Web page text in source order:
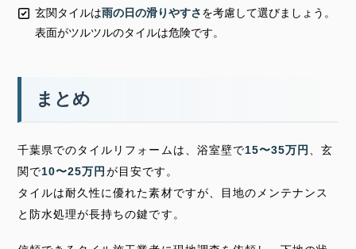
玄関タイルは雨の日の滑りやすさを考慮して選びましょう。
表面がツルツルのタイルは危険です。
まとめ
千葉県でのタイルリフォームは、浴室壁で15〜35万円 、玄
関で10〜25万円 が目安です。
タイルは耐久性に優れた素材ですが、目地のメンテナンス
と防水処理が長持ちの鍵です。